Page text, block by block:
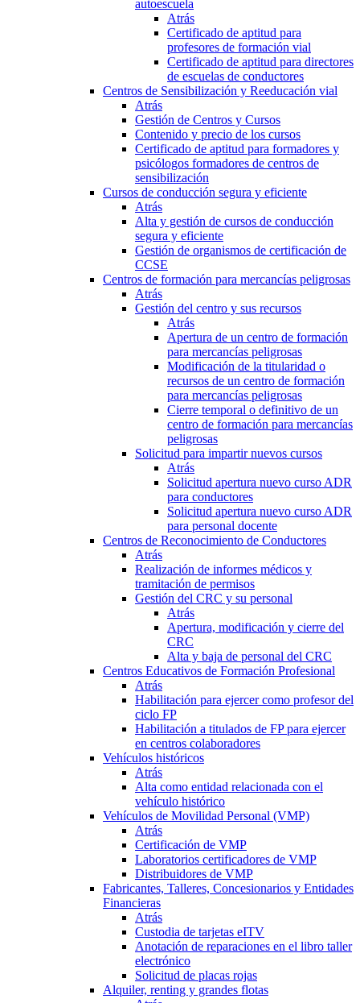
autoescuela
Atrás
Certificado de aptitud para
profesores de formación vial
Certificado de aptitud para directores
de escuelas de conductores
Centros de Sensibilización y Reeducación vial
Atrás
Gestión de Centros y Cursos
Contenido y precio de los cursos
Certificado de aptitud para formadores y
psicólogos formadores de centros de
sensibilización
Cursos de conducción segura y eficiente
Atrás
Alta y gestión de cursos de conducción
segura y eficiente
Gestión de organismos de certificación de
CCSE
Centros de formación para mercancías peligrosas
Atrás
Gestión del centro y sus recursos
Atrás
Apertura de un centro de formación
para mercancías peligrosas
Modificación de la titularidad o
recursos de un centro de formación
para mercancías peligrosas
Cierre temporal o definitivo de un
centro de formación para mercancías
peligrosas
Solicitud para impartir nuevos cursos
Atrás
Solicitud apertura nuevo curso ADR
para conductores
Solicitud apertura nuevo curso ADR
para personal docente
Centros de Reconocimiento de Conductores
Atrás
Realización de informes médicos y
tramitación de permisos
Gestión del CRC y su personal
Atrás
Apertura, modificación y cierre del
CRC
Alta y baja de personal del CRC
Centros Educativos de Formación Profesional
Atrás
Habilitación para ejercer como profesor del
ciclo FP
Habilitación a titulados de FP para ejercer
en centros colaboradores
Vehículos históricos
Atrás
Alta como entidad relacionada con el
vehículo histórico
Vehículos de Movilidad Personal (VMP)
Atrás
Certificación de VMP
Laboratorios certificadores de VMP
Distribuidores de VMP
Fabricantes, Talleres, Concesionarios y Entidades
Financieras
Atrás
Custodia de tarjetas eITV
Anotación de reparaciones en el libro taller
electrónico
Solicitud de placas rojas
Alquiler, renting y grandes flotas